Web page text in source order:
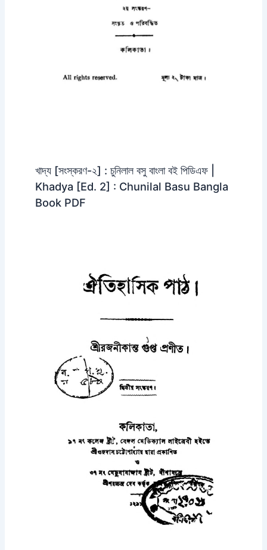
খাদ্য [সংস্করণ-২] : চুনিলাল বসু বাংলা বই পিডিএফ |
Khadya [Ed. 2] : Chunilal Basu Bangla
Book PDF